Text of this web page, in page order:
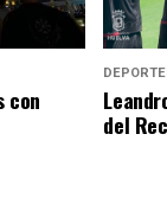
con
del